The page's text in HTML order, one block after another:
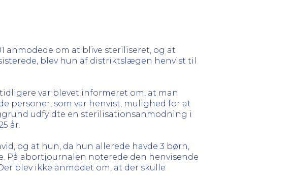
anmodede om at blive steriliseret, og at
blev hun af distriktslægen henvist til
var blevet informeret om, at man
personer, som var henvist, mulighed for at
udfyldte en sterilisationsanmodning i
år.
og at hun, da hun allerede havde 3 børn,
På abortjournalen noterede den henvisende
blev ikke anmodet om, at der skulle